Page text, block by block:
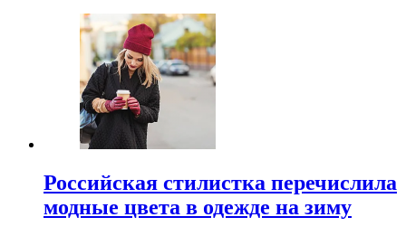
Российская стилистка перечислила
модные цвета в одежде на зиму